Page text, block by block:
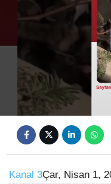
Kanal 3Çar, Nisan 1,